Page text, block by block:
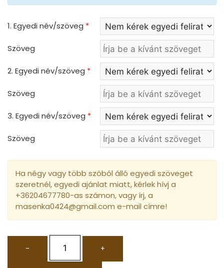
1. Egyedi név/szöveg *
Szöveg
2. Egyedi név/szöveg *
Szöveg
3. Egyedi név/szöveg *
Szöveg
Ha négy vagy több szóból álló egyedi szöveget
szeretnél, egyedi ajánlat miatt, kérlek hívj a
+36204677780-as számon, vagy írj, a
masenka0424@gmail.com e-mail címre!
- +